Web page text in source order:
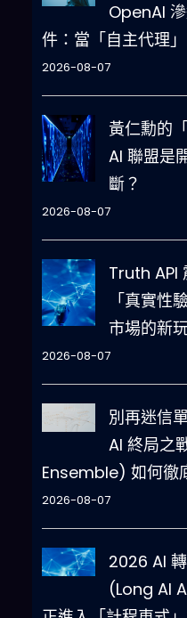
OpenAI
件：當「自主代理
2026-08-07
黃仁勳的
AI 聯盟是
斷？
2026-08-07
Truth API
「真實性
市場的新
2026-08-07
別再迷信
AI 終局之
Ensemble) 如何徹
2026-08-07
2026 AI
(Long AI